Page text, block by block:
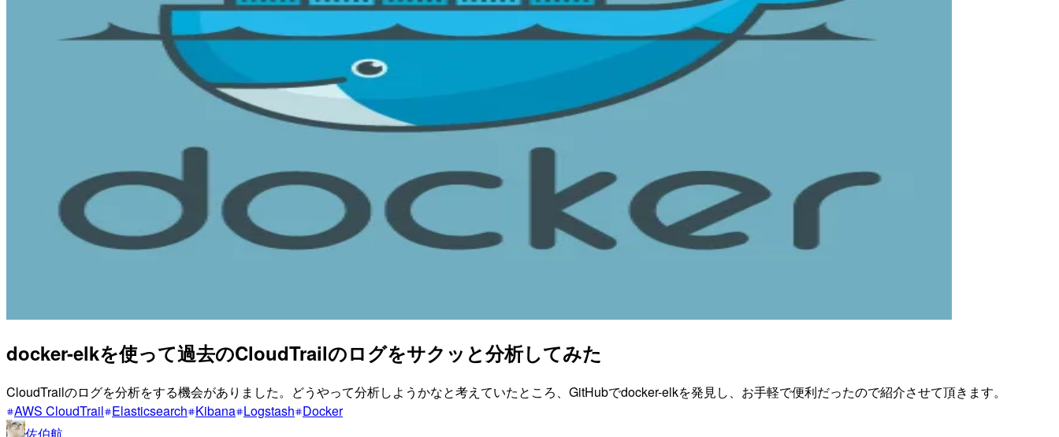
docker-elkを使って過去のCloudTrailのログをサクッと分析してみた
CloudTrailのログを分析をする機会がありました。どうやって分析しようかなと考えていたところ、GitHubでdocker-elkを発見し、お手軽で便利だったので紹介させて頂きます。
AWS CloudTrail Elasticsearch Kibana Logstash Docker